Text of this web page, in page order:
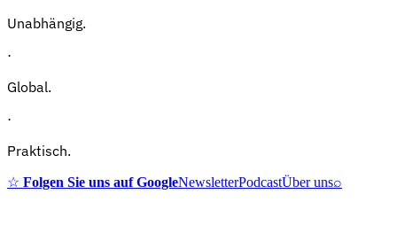
Unabhängig.
·
Global.
·
Praktisch.
☆ Folgen Sie uns auf GoogleNewsletterPodcastÜber uns⌕